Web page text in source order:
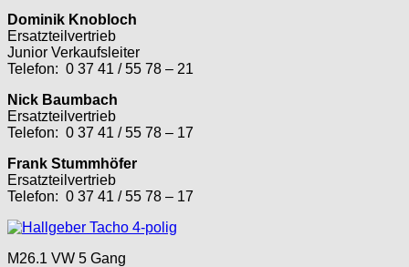
Dominik Knobloch
Ersatzteilvertrieb
Junior Verkaufsleiter
Telefon: 0 37 41 / 55 78 – 21
Nick Baumbach
Ersatzteilvertrieb
Telefon: 0 37 41 / 55 78 – 17
Frank Stummhöfer
Ersatzteilvertrieb
Telefon: 0 37 41 / 55 78 – 17
M26.1 VW 5 Gang